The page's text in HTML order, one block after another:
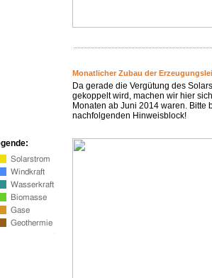
Monatlicher Zubau der
Da gerade die Vergütung des
gekoppelt wird, machen wir hier
Monaten ab Juni 2014 waren. Bitte
nachfolgenden Hinweisblock!